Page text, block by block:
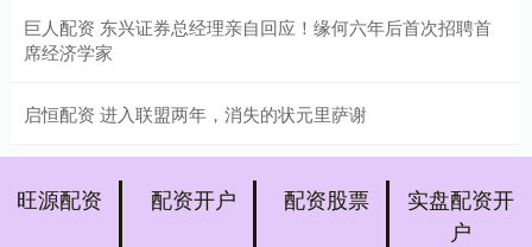
巨人配资 东兴证券总经理亲自回应！缘何六年后首次招聘首
席经济学家
启恒配资 进入联盟两年，消失的状元里萨谢
旺源配资 配资开户 配资股票
实盘配资开
户